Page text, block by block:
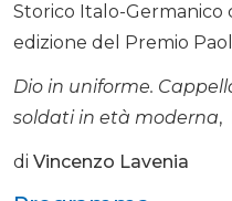
Storico Italo-Germanico
edizione del Premio
Dio in uniforme.
soldati in età moderna,
di Vincenzo Lavenia